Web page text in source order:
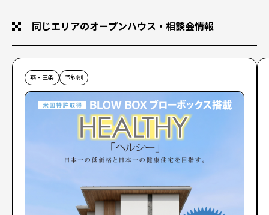
同じエリアのオープンハウス・相談会情報
燕・三条 予約制